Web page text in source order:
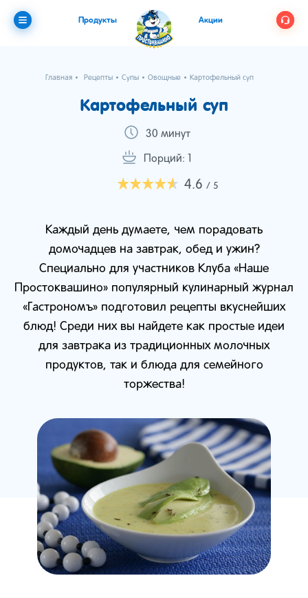
Продукты Акции
Главная Рецепты Супы Овощные Картофельный суп
Картофельный суп
30 минут
Порций: 1
4.6 / 5
Каждый день думаете, чем порадовать
домочадцев на завтрак, обед и ужин?
Специально для участников Клуба «Наше
Простоквашино» популярный кулинарный журнал
«Гастрономъ» подготовил рецепты вкуснейших
блюд! Среди них вы найдете как простые идеи
для завтрака из традиционных молочных
продуктов, так и блюда для семейного
торжества!